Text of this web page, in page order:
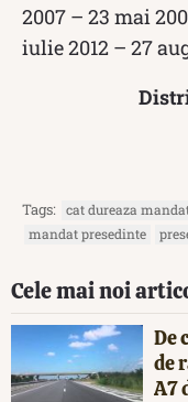
2007 – 23 mai
iulie 2012 – 27
Tags: cat dureaza
mandat presedinte
Cele mai noi
De
de
A7